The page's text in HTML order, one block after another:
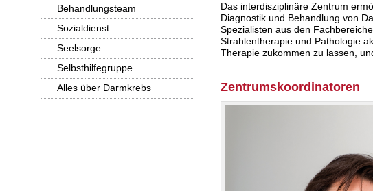
Behandlungsteam
Sozialdienst
Seelsorge
Selbsthilfegruppe
Alles über Darmkrebs
Das interdisziplinäre Zentrum
Diagnostik und Behandlung von
Spezialisten aus den
Strahlentherapie und Pathologie
Therapie zukommen zu lassen,
Zentrumskoordinatoren